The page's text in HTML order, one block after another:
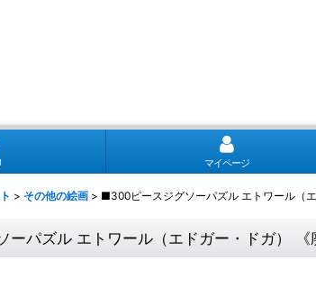
マイページ
> その他の絵画 > ■300ピースジグソーパズル エトワール（
パズル エトワール（エドガー・ドガ）